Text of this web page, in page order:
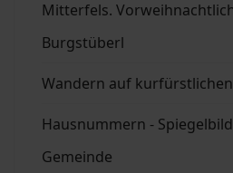
Mitterfels.
Burgstüberl
Wandern auf
Hausnummern -
Gemeinde